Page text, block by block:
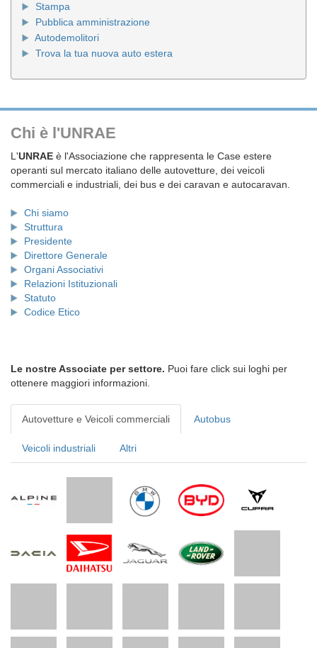
Stampa
Pubblica amministrazione
Autodemolitori
Trova la tua nuova auto estera
Chi è l'UNRAE
L'UNRAE è l'Associazione che rappresenta le Case estere
operanti sul mercato italiano delle autovetture, dei veicoli
commerciali e industriali, dei bus e dei caravan e autocaravan.
Chi siamo
Struttura
Presidente
Direttore Generale
Organi Associativi
Relazioni Istituzionali
Statuto
Codice Etico
Le nostre Associate per settore. Puoi fare click sui loghi per
ottenere maggiori informazioni.
Autovetture e Veicoli commerciali Autobus
Veicoli industriali Altri